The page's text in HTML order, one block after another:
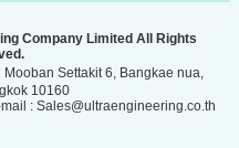
Company Limited All Rights
Settakit 6, Bangkae nua,
10160
: Sales@ultraengineering.co.th